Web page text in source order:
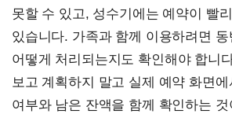
못할 수 있고, 성수기에는 예약이 빨
있습니다. 가족과 함께 이용하려면 동
어떻게 처리되는지도 확인해야 합니
보고 계획하지 말고 실제 예약 화면
여부와 남은 잔액을 함께 확인하는